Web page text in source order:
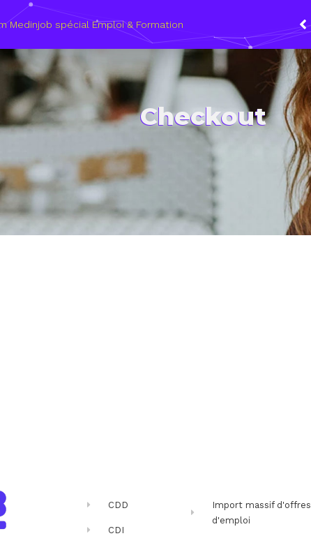
Medinjob spécial Emploi & Formation
Checkout
CDD
CDI
Import massif d'offres
d'emploi